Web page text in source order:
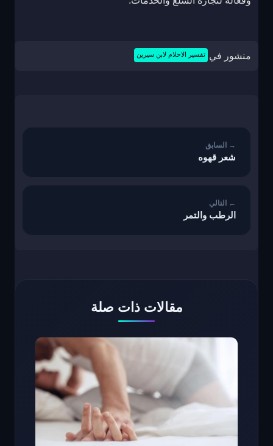
منشور في تفسير الاحلام لابن سيرين
شعر قهوه
الرطب والتمر
مقالات ذات صلة